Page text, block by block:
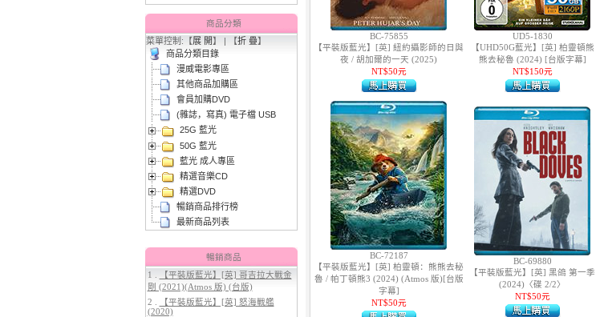
3. 【平裝版藍光】[英] 曼達洛人與
古古 (2026)[台版字幕]
4.【平裝版藍光】[英] 穿著PRADA
的惡魔 2 (2026)[台版字幕]
商品分類
菜單控制:【展 開】 | 【折 疊】
商品分類目錄
漫威電影專區
其他商品加購區
會員加購DVD
(雜誌，寫真) 電子檔 USB
25G 藍光
50G 藍光
藍光 成人專區
精選音樂CD
精選DVD
暢銷商品排行榜
最新商品列表
暢銷商品
1 .
【平裝版藍光】[英] 哥吉拉大戰金
剛 (2021)(Atmos 版) (台版)
2 .
【平裝版藍光】[英] 怒海戰艦
(2020)
BC-75855
【平裝版藍光】[英] 紐約攝影師的日與
夜 / 胡加爾的一天 (2025)
NT$50元
UD5-1830
【UHD50G藍光】[英] 柏靈頓熊
熊去秘魯 (2024) [台版字幕]
NT$150元
BC-72187
【平裝版藍光】[英] 柏靈頓：熊熊去秘
魯 / 帕丁頓熊3 (2024) (Atmos 版)[台版
字幕]
NT$50元
BC-69880
【平裝版藍光】[英] 黑鴿 第一季
(2024)〈碟 2/2〉
NT$50元